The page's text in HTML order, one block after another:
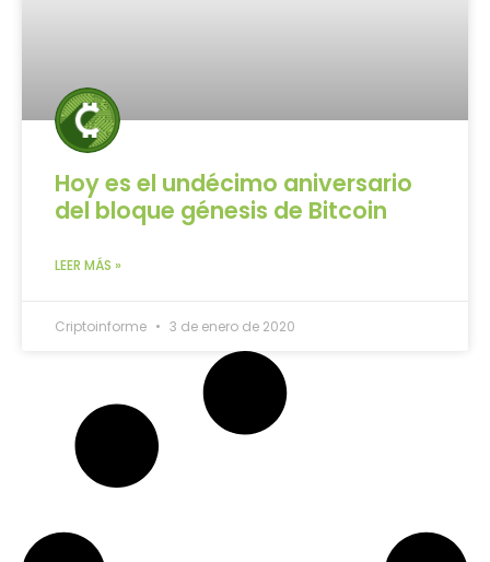
Hoy es el undécimo aniversario
del bloque génesis de Bitcoin
LEER MÁS »
Criptoinforme 3 de enero de 2020